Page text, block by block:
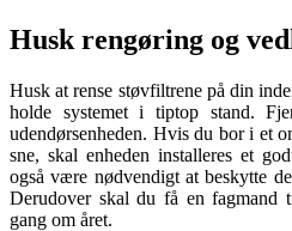
Husk rengøring og
Husk at rense støvfiltrene på din
holde systemet i tiptop stand.
udendørsenheden. Hvis du bor i et
sne, skal enheden installeres et
også være nødvendigt at beskytte
Derudover skal du få en fagmand
gang om året.